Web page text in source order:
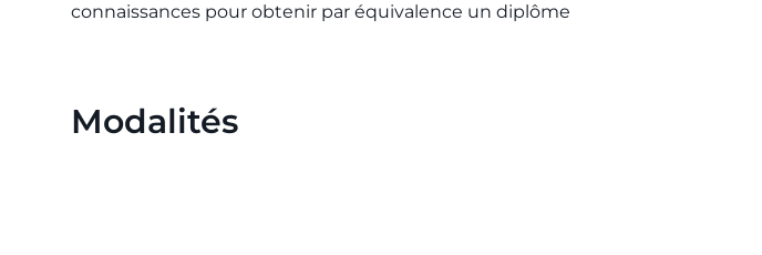
connaissances pour obtenir par équivalence un diplôme
Modalités